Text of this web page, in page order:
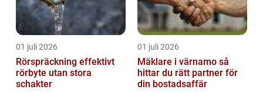
01 juli 2026
Rörspräckning effektivt
rörbyte utan stora
schakter
01 juli 2026
Mäklare i värnamo så
hittar du rätt partner för
din bostadsaffär